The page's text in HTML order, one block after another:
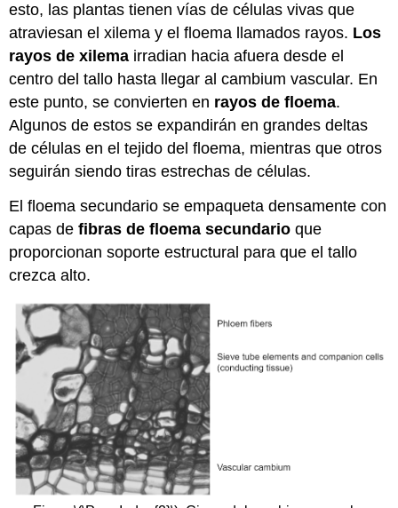
esto, las plantas tienen vías de células vivas que
atraviesan el xilema y el floema llamados rayos. Los
rayos de xilema irradian hacia afuera desde el
centro del tallo hasta llegar al cambium vascular. En
este punto, se convierten en rayos de floema.
Algunos de estos se expandirán en grandes deltas
de células en el tejido del floema, mientras que otros
seguirán siendo tiras estrechas de células.
El floema secundario se empaqueta densamente con
capas defibras de floema secundario que
proporcionan soporte estructural para que el tallo
crezca alto.